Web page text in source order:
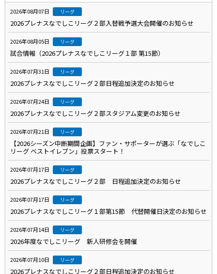
2026年08月07日 リーグ
2026プレナスなでしこリーグ２部入替戦予選大会開催のお知らせ
2026年08月05日 リーグ
試合情報（2026プレナスなでしこリーグ１部 第15節）
2026年07月31日 リーグ
2026プレナスなでしこリーグ２部日程追加決定のお知らせ
2026年07月24日 リーグ
2026プレナスなでしこリーグ２部スタジアム変更のお知らせ
2026年07月21日 リーグ
【2026シーズン中断期間企画】ファン・サポーターが選ぶ「なでしこ
リーグ ベストイレブン」投票スタート！
2026年07月17日 リーグ
2026プレナスなでしこリーグ２部 日程追加決定のお知らせ
2026年07月17日 リーグ
2026プレナスなでしこリーグ１部第15節 代替開催日決定のお知らせ
2026年07月14日 リーグ
2026年度なでしこリーグ 新人研修会を開催
2026年07月10日 リーグ
2026プレナスなでしこリーグ２部日程追加決定のお知らせ